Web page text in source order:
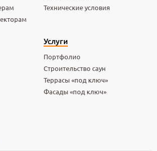
Технические условия
Услуги
Портфолио
Строительство саун
Террасы «под ключ»
Фасады «под ключ»